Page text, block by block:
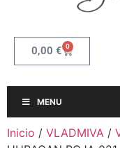
0,00 € 0
MENU
Inicio / VLADMIVA /